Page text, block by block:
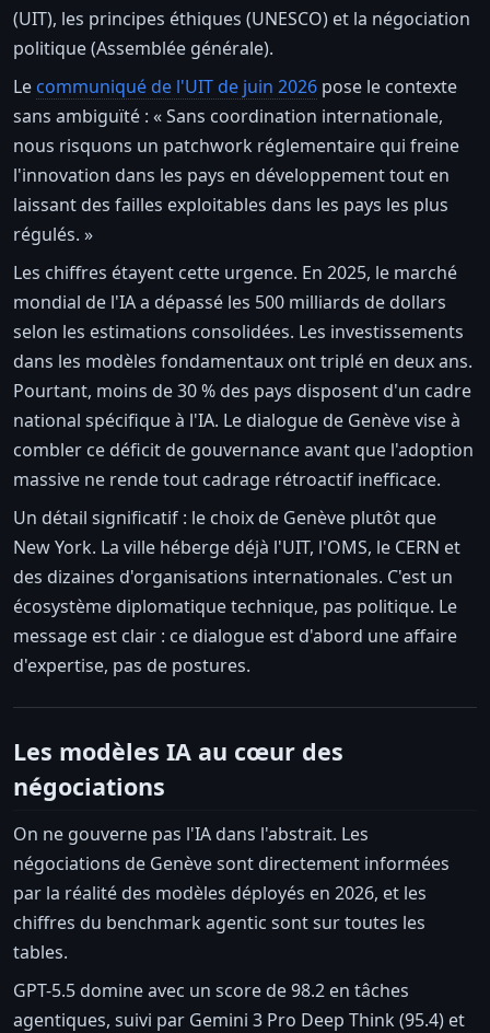
(UIT), les principes éthiques (UNESCO) et la négociation
politique (Assemblée générale).
Le communiqué de l'UIT de juin 2026 pose le contexte
sans ambiguïté : « Sans coordination internationale,
nous risquons un patchwork réglementaire qui freine
l'innovation dans les pays en développement tout en
laissant des failles exploitables dans les pays les plus
régulés. »
Les chiffres étayent cette urgence. En 2025, le marché
mondial de l'IA a dépassé les 500 milliards de dollars
selon les estimations consolidées. Les investissements
dans les modèles fondamentaux ont triplé en deux ans.
Pourtant, moins de 30 % des pays disposent d'un cadre
national spécifique à l'IA. Le dialogue de Genève vise à
combler ce déficit de gouvernance avant que l'adoption
massive ne rende tout cadrage rétroactif inefficace.
Un détail significatif : le choix de Genève plutôt que
New York. La ville héberge déjà l'UIT, l'OMS, le CERN et
des dizaines d'organisations internationales. C'est un
écosystème diplomatique technique, pas politique. Le
message est clair : ce dialogue est d'abord une affaire
d'expertise, pas de postures.
Les modèles IA au cœur des
négociations
On ne gouverne pas l'IA dans l'abstrait. Les
négociations de Genève sont directement informées
par la réalité des modèles déployés en 2026, et les
chiffres du benchmark agentic sont sur toutes les
tables.
GPT-5.5 domine avec un score de 98.2 en tâches
agentiques, suivi par Gemini 3 Pro Deep Think (95.4) et